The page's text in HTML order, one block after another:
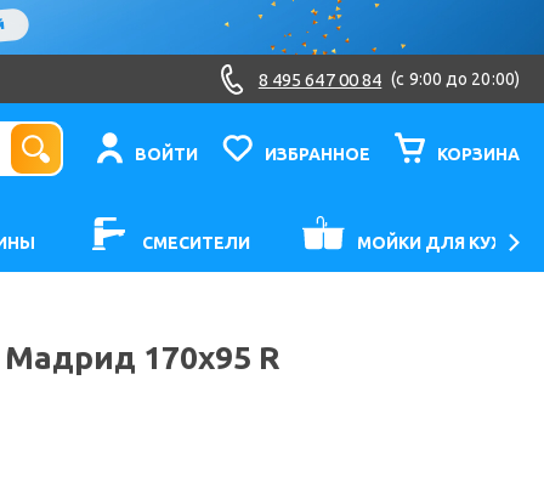
8 495 647 00 84 (c 9:00 до 20:00)
ВОЙТИ ИЗБРАННОЕ КОРЗИНА
СМЕСИТЕЛИ МОЙКИ ДЛЯ КУХНИ
Мадрид 170x95 R